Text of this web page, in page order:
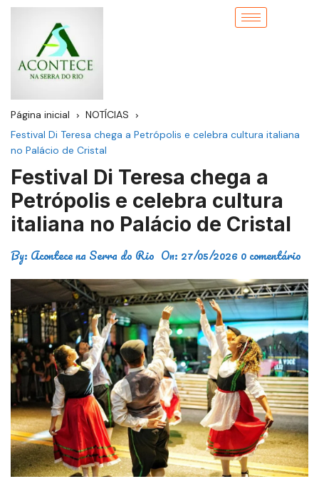
Página inicial
NOTÍCIAS
Festival Di Teresa chega a Petrópolis e celebra cultura italiana
no Palácio de Cristal
Festival Di Teresa chega a
Petrópolis e celebra cultura
italiana no Palácio de Cristal
By: Acontece na Serra do Rio On: 27/05/20260 comentário